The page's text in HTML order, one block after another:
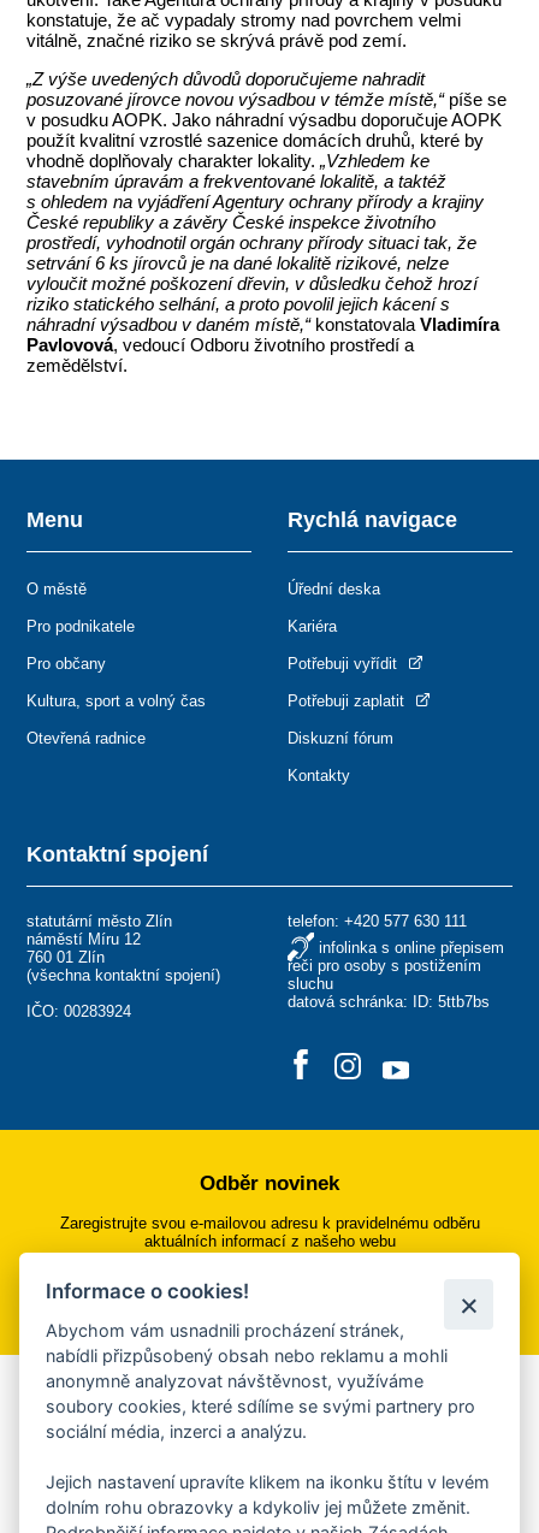
konstatuje, že ač vypadaly stromy nad povrchem velmi
vitálně, značné riziko se skrývá právě pod zemí.
„Z výše uvedených důvodů doporučujeme nahradit
posuzované jírovce novou výsadbou v témže místě,“píše se
v posudku AOPK. Jako náhradní výsadbu doporučuje AOPK
použít kvalitní vzrostlé sazenice domácích druhů, které by
vhodně doplňovaly charakter lokality.„Vzhledem ke
stavebním úpravám a frekventované lokalitě, a taktéž
s ohledem na vyjádření Agentury ochrany přírody a krajiny
České republiky a závěry České inspekce životního
prostředí, vyhodnotil orgán ochrany přírody situaci tak, že
setrvání 6 ks jírovců je na dané lokalitě rizikové, nelze
vyloučit možné poškození dřevin, v důsledku čehož hrozí
riziko statického selhání, a proto povolil jejich kácení s
náhradní výsadbou v daném místě,“konstatovalaVladimíra
Pavlovová, vedoucí Odboru životního prostředí a
zemědělství.
Kontaktní spojení
statutární město Zlín
náměstí Míru 12
760 01 Zlín
(všechna kontaktní spojení)
IČO: 00283924
telefon: +420 577 630 111
infolinka s online přepisem
řeči pro osoby s postižením
sluchu
datová schránka: ID: 5ttb7bs
Menu
O městě
Pro podnikatele
Pro občany
Kultura, sport a volný čas
Otevřená radnice
Rychlá navigace
Úřední deska
Kariéra
Potřebuji vyřídit
Potřebuji zaplatit
Diskuzní fórum
Kontakty
Odběr novinek
Zaregistrujte svou e-mailovou adresu k pravidelnému odběru
aktuálních informací z našeho webu
Přihlásit se k odběru
Aplikace Mobilní rozhlas
Chcete dostávat do svého mobilu či mailu upozornění na
ankety, pozvánky na kulturní a sportovní akce?
Více informací o aplikaci
Informace o cookies!
Abychom vám usnadnili procházení stránek,
nabídli přizpůsobený obsah nebo reklamu a mohli
anonymně analyzovat návštěvnost, využíváme
soubory cookies, které sdílíme se svými partnery pro
sociální média, inzerci a analýzu.
Jejich nastavení upravíte klikem na ikonku štítu v levém
dolním rohu obrazovky a kdykoliv jej můžete změnit.